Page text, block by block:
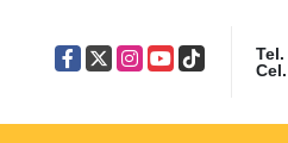
Facebook
X Instagram
YouTube
TikTok Tel.
Cel.